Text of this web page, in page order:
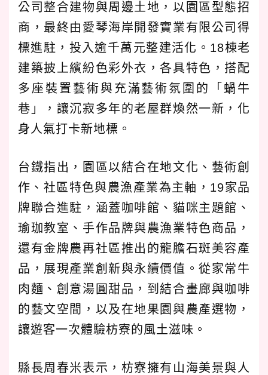
公司整合建物與周邊土地，以園區型態招
商，最終由愛琴海岸開發實業有限公司得
標進駐，投入逾千萬元整建活化。18棟老
建築披上繽紛色彩外衣，各具特色，搭配
多座裝置藝術與充滿藝術氛圍的「蝸牛
巷」，讓沉寂多年的老屋群煥然一新，化
身人氣打卡新地標。
台鐵指出，園區以結合在地文化、藝術創
作、社區特色與農漁產業為主軸，19家品
牌聯合進駐，涵蓋咖啡館、貓咪主題館、
瑜珈教室、手作品牌與農漁業特色商品，
還有金牌農再社區推出的龍膽石斑美容產
品，展現產業創新與永續價值。從家常牛
肉麵、創意湯圓甜品，到結合畫廊與咖啡
的藝文空間，以及在地果園與農產選物，
讓遊客一次體驗枋寮的風土滋味。
縣長周春米表示，枋寮擁有山海美景與人